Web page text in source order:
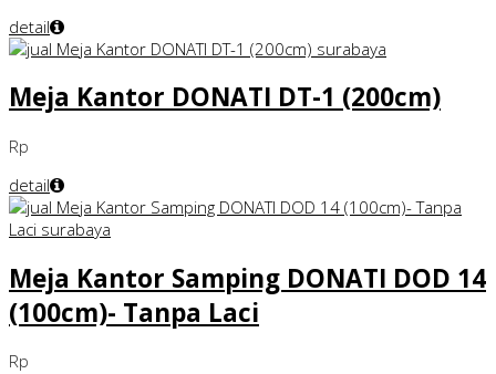
detail
Meja Kantor DONATI DT-1 (200cm)
Rp
detail
Meja Kantor Samping DONATI DOD 14
(100cm)- Tanpa Laci
Rp